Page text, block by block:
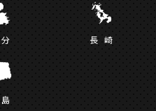
分 長崎
島